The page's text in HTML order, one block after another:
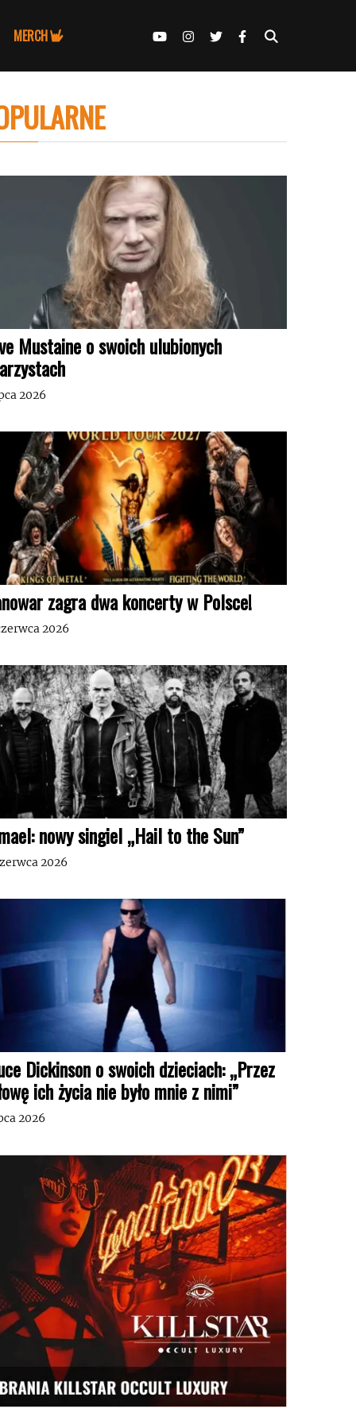
MERCH
Mustaine o swoich ulubionych
2026
zagra dwa koncerty w Polsce!
2026
nowy singiel „Hail to the Sun”
2026
Dickinson o swoich dzieciach: „Przez
ich życia nie było mnie z nimi”
2026